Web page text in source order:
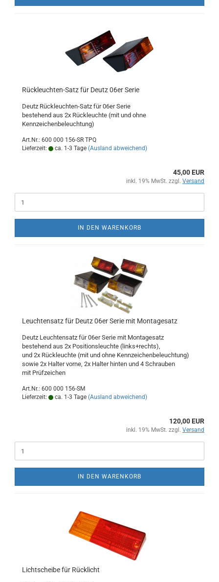
Rückleuchten-Satz für Deutz 06er Serie
Deutz Rückleuchten-Satz für 06er Serie
bestehend aus 2x Rückleuchte (mit und ohne
Kennzeichenbeleuchtung)
Art.Nr.: 600 000 156-SR TPQ
Lieferzeit:
ca. 1-3 Tage (Ausland abweichend)
45,00 EUR
inkl. 19% MwSt. zzgl. Versand
IN DEN WARENKORB
Leuchtensatz für Deutz 06er Serie mit Montagesatz
Deutz Leuchtensatz für 06er Serie mit Montagesatz
bestehend aus 2x Positionsleuchte (links+rechts),
und 2x Rückleuchte (mit und ohne Kennzeichenbeleuchtung)
sowie 2x Halter vorne, 2x Halter hinten und 4 Schrauben
mit Prüfzeichen
Art.Nr.: 600 000 156-SM
Lieferzeit:
ca. 1-3 Tage (Ausland abweichend)
120,00 EUR
inkl. 19% MwSt. zzgl. Versand
IN DEN WARENKORB
Lichtscheibe für Rücklicht